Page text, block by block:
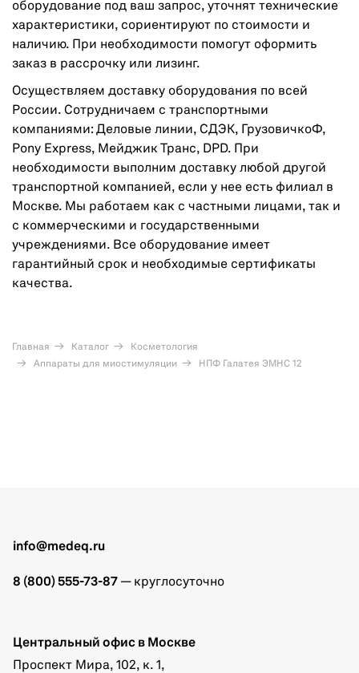
оборудование под ваш запрос, уточнят технические
характеристики, сориентируют по стоимости и
наличию. При необходимости помогут оформить
заказ в рассрочку или лизинг.
Осуществляем доставку оборудования по всей
России. Сотрудничаем с транспортными
компаниями: Деловые линии, СДЭК, ГрузовичкоФ,
Pony Express, Мейджик Транс, DPD. При
необходимости выполним доставку любой другой
транспортной компанией, если у нее есть филиал в
Москве. Мы работаем как с частными лицами, так и
с коммерческими и государственными
учреждениями. Все оборудование имеет
гарантийный срок и необходимые сертификаты
качества.
Главная Каталог
Косметология
Аппараты для миостимуляции
НПФ Галатея ЭМНС 12
info@medeq.ru
8 (800) 555-73-87 — круглосуточно
Центральный офис в Москве
Проспект Мира, 102, к. 1,